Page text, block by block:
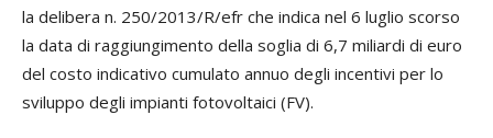
la delibera n. 250/2013/R/efr che indica nel 6 luglio scorso
la data di raggiungimento della soglia di 6,7 miliardi di euro
del costo indicativo cumulato annuo degli incentivi per lo
sviluppo degli impianti fotovoltaici (FV).